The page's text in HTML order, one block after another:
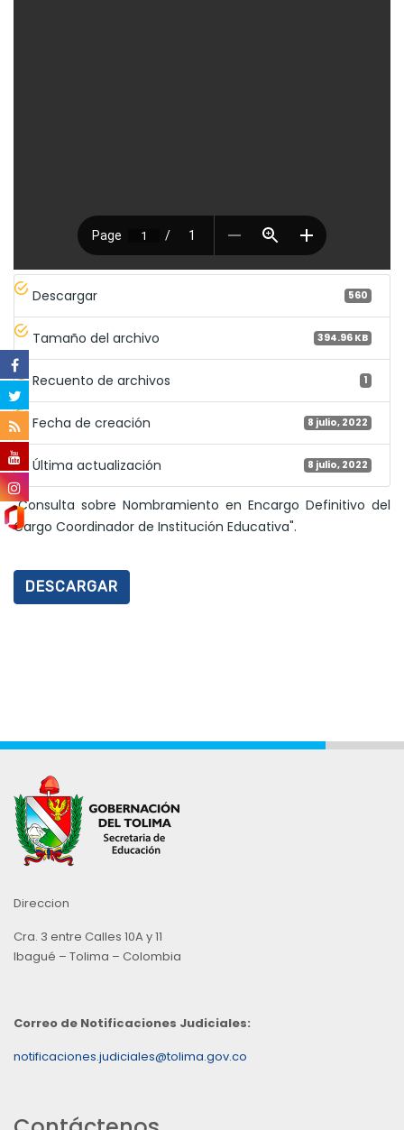
Descargar 560
Tamaño del archivo 394.96 KB
Recuento de archivos 1
Fecha de creación 8 julio, 2022
Última actualización 8 julio, 2022
"Consulta sobre Nombramiento en Encargo Definitivo del
Cargo Coordinador de Institución Educativa".
DESCARGAR
Direccion
Cra. 3 entre Calles 10A y 11
Ibagué – Tolima – Colombia
Correo de Notificaciones Judiciales:
notificaciones.judiciales@tolima.gov.co